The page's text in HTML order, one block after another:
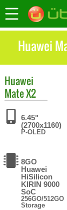
Huawei
Huawei
Mate X2
6.45"
(2700x1160)
P-OLED
8GO
Huawei
HiSilicon
KIRIN 9000
SoC
256GO/512GO
Storage